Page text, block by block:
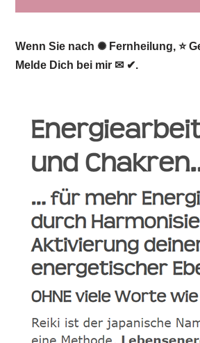
Wenn Sie nach ✺ Fernheilung, ⭐
Melde Dich bei mir ✉ ✔.